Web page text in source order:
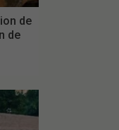
de
de